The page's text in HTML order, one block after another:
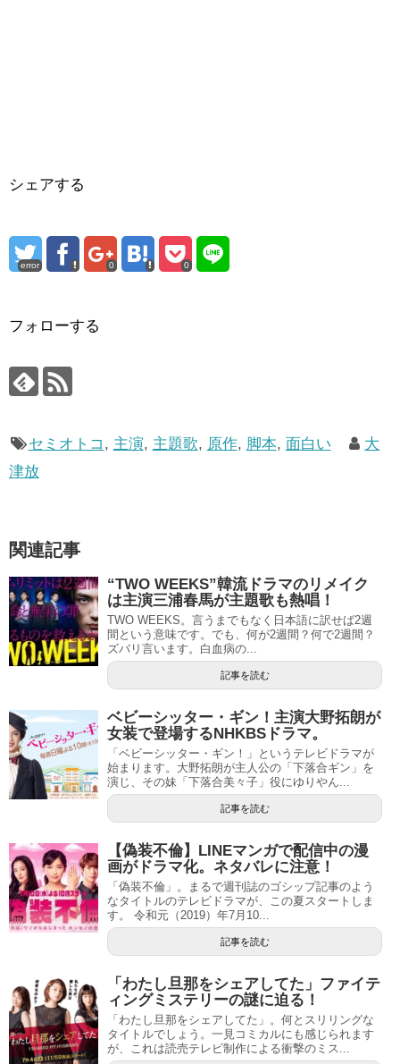
シェアする
error 0 0
フォローする
セミオトコ , 主演, 主題歌, 原作, 脚本, 面白い
大
津放
関連記事
“TWO WEEKS”韓流ドラマのリメイク
は主演三浦春馬が主題歌も熱唱！
TWO WEEKS。言うまでもなく日本語に訳せば2週
間という意味です。でも、何が2週間？何で2週間？
ズバリ言います。白血病の...
記事を読む
ベビーシッター・ギン！主演大野拓朗が
女装で登場するNHKBSドラマ。
「ベビーシッター・ギン！」というテレビドラマが
始まります。大野拓朗が主人公の「下落合ギン」を
演じ、その妹「下落合美々子」役にゆりやん...
記事を読む
【偽装不倫】LINEマンガで配信中の漫
画がドラマ化。ネタバレに注意！
「偽装不倫」。まるで週刊誌のゴシップ記事のよう
なタイトルのテレビドラマが、この夏スタートしま
す。 令和元（2019）年7月10...
記事を読む
「わたし旦那をシェアしてた」ファイテ
ィングミステリーの謎に迫る！
「わたし旦那をシェアしてた」。何とスリリングな
タイトルでしょう。一見コミカルにも感じられます
が、これは読売テレビ制作による衝撃のミス...